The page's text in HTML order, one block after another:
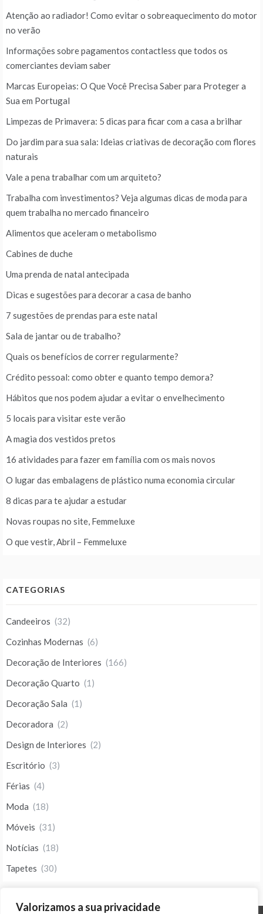
Valorizamos a sua privacidade
Atenção ao radiador! Como evitar o sobreaquecimento do motor
no verão
Informações sobre pagamentos contactless que todos os
comerciantes deviam saber
Marcas Europeias: O Que Você Precisa Saber para Proteger a
Sua em Portugal
Limpezas de Primavera: 5 dicas para ficar com a casa a brilhar
Do jardim para sua sala: Ideias criativas de decoração com flores
naturais
Vale a pena trabalhar com um arquiteto?
Trabalha com investimentos? Veja algumas dicas de moda para
quem trabalha no mercado financeiro
Alimentos que aceleram o metabolismo
Cabines de duche
Uma prenda de natal antecipada
Dicas e sugestões para decorar a casa de banho
7 sugestões de prendas para este natal
Sala de jantar ou de trabalho?
Quais os benefícios de correr regularmente?
Crédito pessoal: como obter e quanto tempo demora?
Hábitos que nos podem ajudar a evitar o envelhecimento
5 locais para visitar este verão
A magia dos vestidos pretos
16 atividades para fazer em família com os mais novos
O lugar das embalagens de plástico numa economia circular
8 dicas para te ajudar a estudar
Novas roupas no site, Femmeluxe
O que vestir, Abril – Femmeluxe
CATEGORIAS
Candeeiros (32)
Cozinhas Modernas (6)
Decoração de Interiores (166)
Decoração Quarto (1)
Decoração Sala (1)
Decoradora (2)
Design de Interiores (2)
Escritório (3)
Férias (4)
Moda (18)
Móveis (31)
Notícias (18)
Tapetes (30)